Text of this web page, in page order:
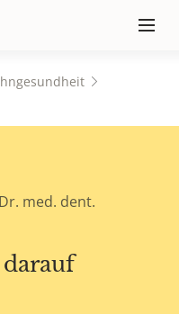
≡
med. dent.